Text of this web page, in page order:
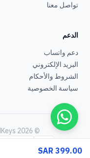
SAR 399.00
تواصل معنا
الدعم
دعم واتساب
البريد الإلكتروني
الشروط والأحكام
سياسة الخصوصية
© 2026 ABMKeys.